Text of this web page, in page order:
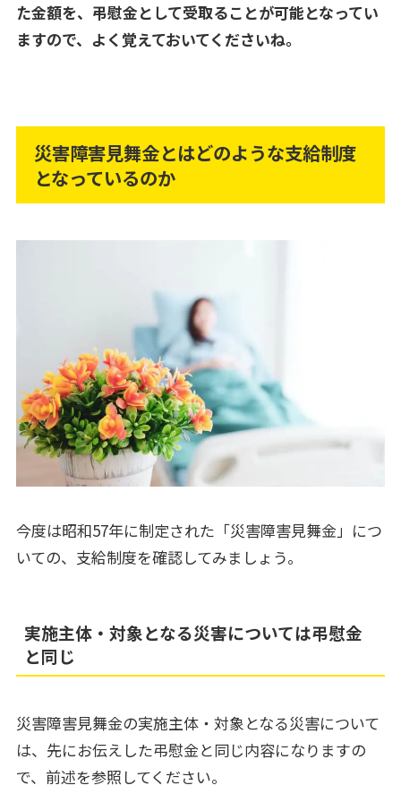
た金額を、弔慰金として受取ることが可能となってい
ますので、よく覚えておいてくださいね。
災害障害見舞金とはどのような支給制度
となっているのか
今度は昭和57年に制定された「災害障害見舞金」につ
いての、支給制度を確認してみましょう。
実施主体・対象となる災害については弔慰金
と同じ
災害障害見舞金の実施主体・対象となる災害について
は、先にお伝えした弔慰金と同じ内容になりますの
で、前述を参照してください。